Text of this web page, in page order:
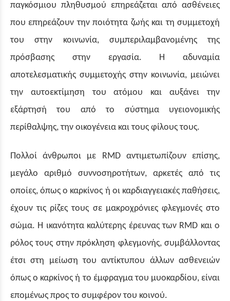
παγκόσμιου πληθυσμού επηρεάζεται από ασθένειες
που επηρεάζουν την ποιότητα ζωής και τη συμμετοχή
του στην κοινωνία, συμπεριλαμβανομένης της
πρόσβασης στην εργασία. Η αδυναμία
αποτελεσματικής συμμετοχής στην κοινωνία, μειώνει
την αυτοεκτίμηση του ατόμου και αυξάνει την
εξάρτησή του από το σύστημα υγειονομικής
περίθαλψης, την οικογένεια και τους φίλους τους.
Πολλοί άνθρωποι με RMD αντιμετωπίζουν επίσης,
μεγάλο αριθμό συννοσηροτήτων, αρκετές από τις
οποίες, όπως ο καρκίνος ή οι καρδιαγγειακές παθήσεις,
έχουν τις ρίζες τους σε μακροχρόνιες φλεγμονές στο
σώμα. Η ικανότητα καλύτερης έρευνας των RMD και ο
ρόλος τους στην πρόκληση φλεγμονής, συμβάλλοντας
έτσι στη μείωση του αντίκτυπου άλλων ασθενειών
όπως ο καρκίνος ή το έμφραγμα του μυοκαρδίου, είναι
επομένως προς το συμφέρον του κοινού.